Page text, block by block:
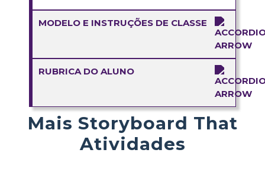
MODELO E INSTRUÇÕES DE CLASSE
RUBRICA DO ALUNO
Mais Storyboard That
Atividades